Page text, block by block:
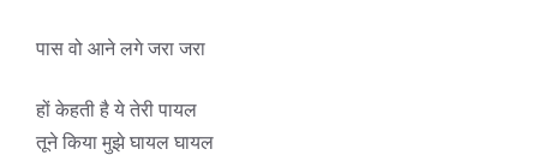
पास वो आने लगे जरा जरा
हों केहती है ये तेरी पायल
तूने किया मुझे घायल घायल